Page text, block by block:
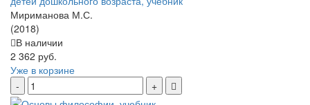
Мириманова М.С.
(2018)
В наличии
2 362 руб.
Уже в корзине